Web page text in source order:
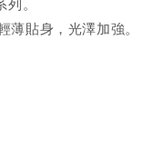
。
薄貼身，光澤加強。